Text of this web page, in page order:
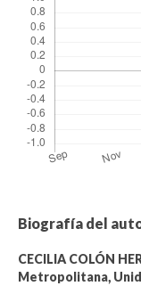
Biografía del
CECILIA COLÓN
Metropolitana,